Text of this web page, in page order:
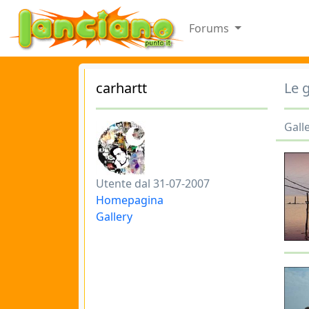
Forums
carhartt
Utente dal 31-07-2007
Homepagina
Gallery
Le